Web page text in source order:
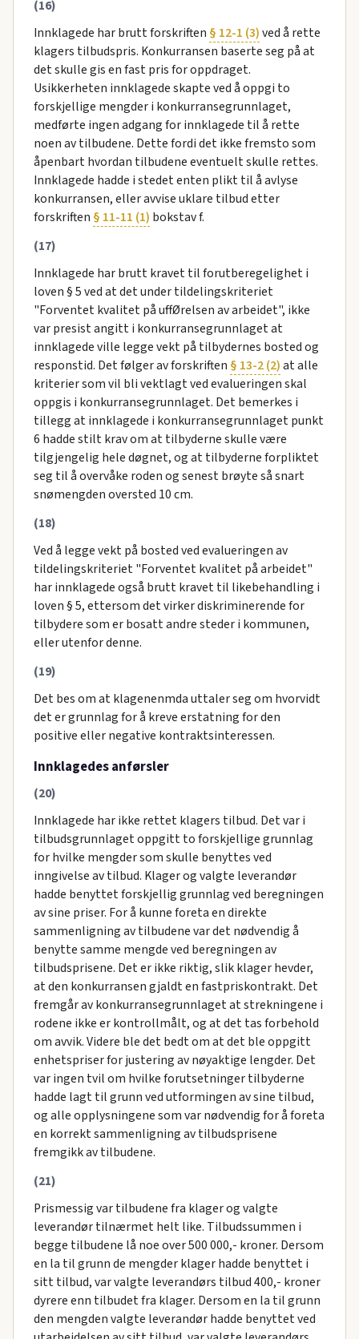
(16)
Innklagede har brutt forskriften § 12-1 (3)ved å rette
klagers tilbudspris. Konkurransen baserte seg på at
det skulle gis en fast pris for oppdraget.
Usikkerheten innklagede skapte ved å oppgi to
forskjellige mengder i konkurransegrunnlaget,
medførte ingen adgang for innklagede til å rette
noen av tilbudene. Dette fordi det ikke fremsto som
åpenbart hvordan tilbudene eventuelt skulle rettes.
Innklagede hadde i stedet enten plikt til å avlyse
konkurransen, eller avvise uklare tilbud etter
forskriften § 11-11 (1) bokstav f.
(17)
Innklagede har brutt kravet til forutberegelighet i
loven § 5 ved at det under tildelingskriteriet
"Forventet kvalitet på uffØrelsen av arbeidet", ikke
var presist angitt i konkurransegrunnlaget at
innklagede ville legge vekt på tilbydernes bosted og
responstid. Det følger av forskriften § 13-2 (2)at alle
kriterier som vil bli vektlagt ved evalueringen skal
oppgis i konkurransegrunnlaget. Det bemerkes i
tillegg at innklagede i konkurransegrunnlaget punkt
6 hadde stilt krav om at tilbyderne skulle være
tilgjengelig hele døgnet, og at tilbyderne forpliktet
seg til å overvåke roden og senest brøyte så snart
snømengden oversted 10 cm.
(18)
Ved å legge vekt på bosted ved evalueringen av
tildelingskriteriet "Forventet kvalitet på arbeidet"
har innklagede også brutt kravet til likebehandling i
loven § 5, ettersom det virker diskriminerende for
tilbydere som er bosatt andre steder i kommunen,
eller utenfor denne.
(19)
Det bes om at klagenenmda uttaler seg om hvorvidt
det er grunnlag for å kreve erstatning for den
positive eller negative kontraktsinteressen.
Innklagedes anførsler
(20)
Innklagede har ikke rettet klagers tilbud. Det var i
tilbudsgrunnlaget oppgitt to forskjellige grunnlag
for hvilke mengder som skulle benyttes ved
inngivelse av tilbud. Klager og valgte leverandør
hadde benyttet forskjellig grunnlag ved beregningen
av sine priser. For å kunne foreta en direkte
sammenligning av tilbudene var det nødvendig å
benytte samme mengde ved beregningen av
tilbudsprisene. Det er ikke riktig, slik klager hevder,
at den konkurransen gjaldt en fastpriskontrakt. Det
fremgår av konkurransegrunnlaget at strekningene i
rodene ikke er kontrollmålt, og at det tas forbehold
om avvik. Videre ble det bedt om at det ble oppgitt
enhetspriser for justering av nøyaktige lengder. Det
var ingen tvil om hvilke forutsetninger tilbyderne
hadde lagt til grunn ved utformingen av sine tilbud,
og alle opplysningene som var nødvendig for å foreta
en korrekt sammenligning av tilbudsprisene
fremgikk av tilbudene.
(21)
Prismessig var tilbudene fra klager og valgte
leverandør tilnærmet helt like. Tilbudssummen i
begge tilbudene lå noe over 500 000,- kroner. Dersom
en la til grunn de mengder klager hadde benyttet i
sitt tilbud, var valgte leverandørs tilbud 400,- kroner
dyrere enn tilbudet fra klager. Dersom en la til grunn
den mengden valgte leverandør hadde benyttet ved